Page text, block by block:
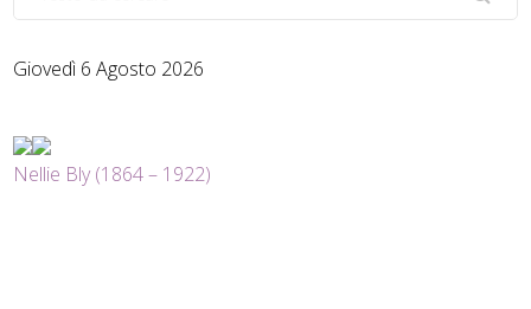
Giovedì 6 Agosto 2026
Nellie Bly (1864 – 1922)